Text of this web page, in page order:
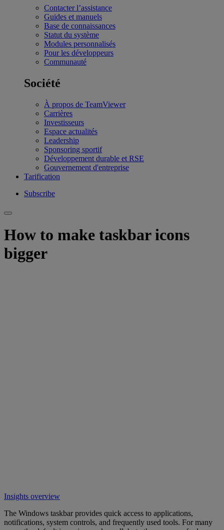
Contacter l’assistance
Guides et manuels
Base de connaissances
Statut du système
Modules personnalisés
Pour les développeurs
Communauté
Société
À propos de TeamViewer
Carrières
Investisseurs
Espace actualités
Leadership
Sponsoring sportif
Développement durable et RSE
Gouvernement d'entreprise
Tarification
Subscribe
How to make taskbar icons
bigger
Insights overview
The Windows taskbar provides quick access to applications,
notifications, system controls, and frequently used tools. For many